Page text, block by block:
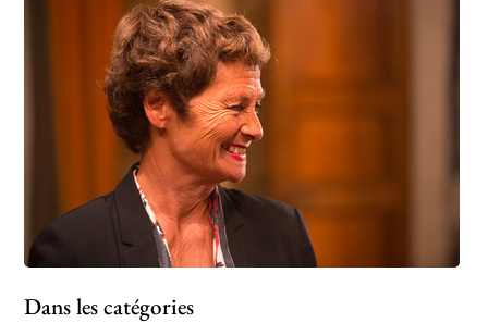
Dans les catégories